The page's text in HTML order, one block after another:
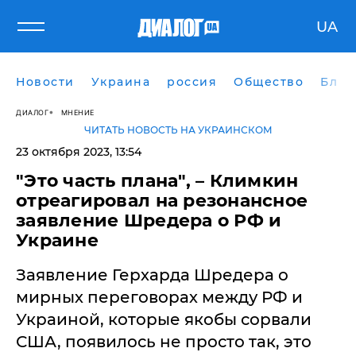
UA
Новости Украина россия Общество
ДИАЛОГ МНЕНИЕ
ЧИТАТЬ НОВОСТЬ НА УКРАИНСКОМ
23 октября 2023, 13:54
"Это часть плана", – Климкин
отреагировал на резонансное
заявление Шредера о РФ и
Украине
Заявление Герхарда Шредера о
мирных переговорах между РФ и
Украиной, которые якобы сорвали
США, появилось не просто так, это